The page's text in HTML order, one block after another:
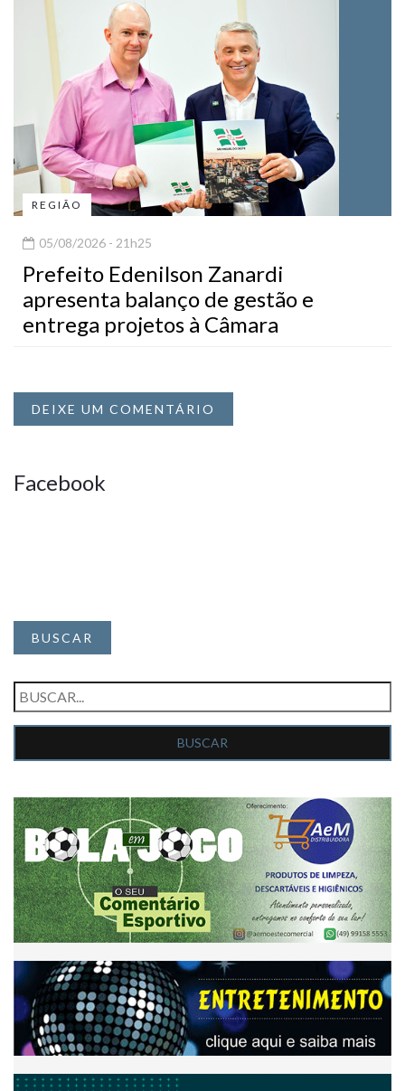
REGIÃO
05/08/2026 - 21h25
Prefeito Edenilson Zanardi
apresenta balanço de gestão e
entrega projetos à Câmara
DEIXE UM COMENTÁRIO
Facebook
BUSCAR